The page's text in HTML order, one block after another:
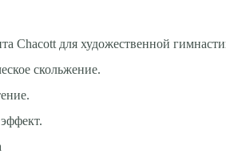
Chacott для художественной
скольжение.